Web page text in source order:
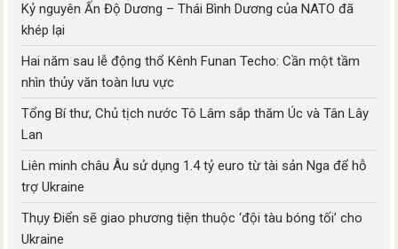
Kỷ nguyên Ấn Độ Dương – Thái Bình Dương của NATO đã
khép lại
Hai năm sau lễ động thổ Kênh Funan Techo: Cần một tầm
nhìn thủy văn toàn lưu vực
Tổng Bí thư, Chủ tịch nước Tô Lâm sắp thăm Úc và Tân Lây
Lan
Liên minh châu Âu sử dụng 1.4 tỷ euro từ tài sản Nga để hỗ
trợ Ukraine
Thụy Điển sẽ giao phương tiện thuộc ‘đội tàu bóng tối’ cho
Ukraine